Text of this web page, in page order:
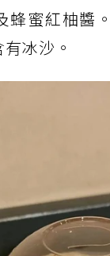
蜂蜜紅柚醬
冰沙。